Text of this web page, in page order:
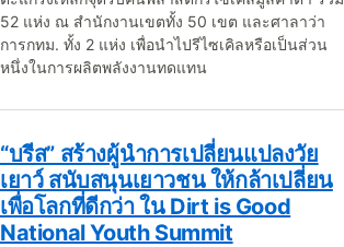
52 แห่ง ณ สำนักงานเขตทั้ง 50 เขต และศาลาว่า
การกทม. ทั้ง 2 แห่ง เพื่อนำไปรีไซเคิลหรือเป็นส่วน
หนึ่งในการผลิตพลังงานทดแทน
“บรีส” สร้างผู้นำการเปลี่ยนแปลงวัย
เยาว์ สนับสนุนเยาวชน ให้กล้าเปลี่ยน
เพื่อโลกที่ดีกว่า ใน Dirt is Good
National Youth Summit